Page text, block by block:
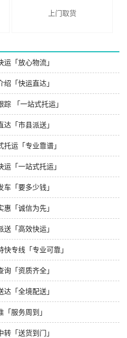
上门取货
「放心物流」
「快运直达」
「一站式托运」
「市县派送」
运「专业靠谱」
「一站式托运」
「要多少钱」
「诚信为先」
「高效快运」
专线「专业可靠」
「资质齐全」
「全境配送」
服务周到」
「送货到门」